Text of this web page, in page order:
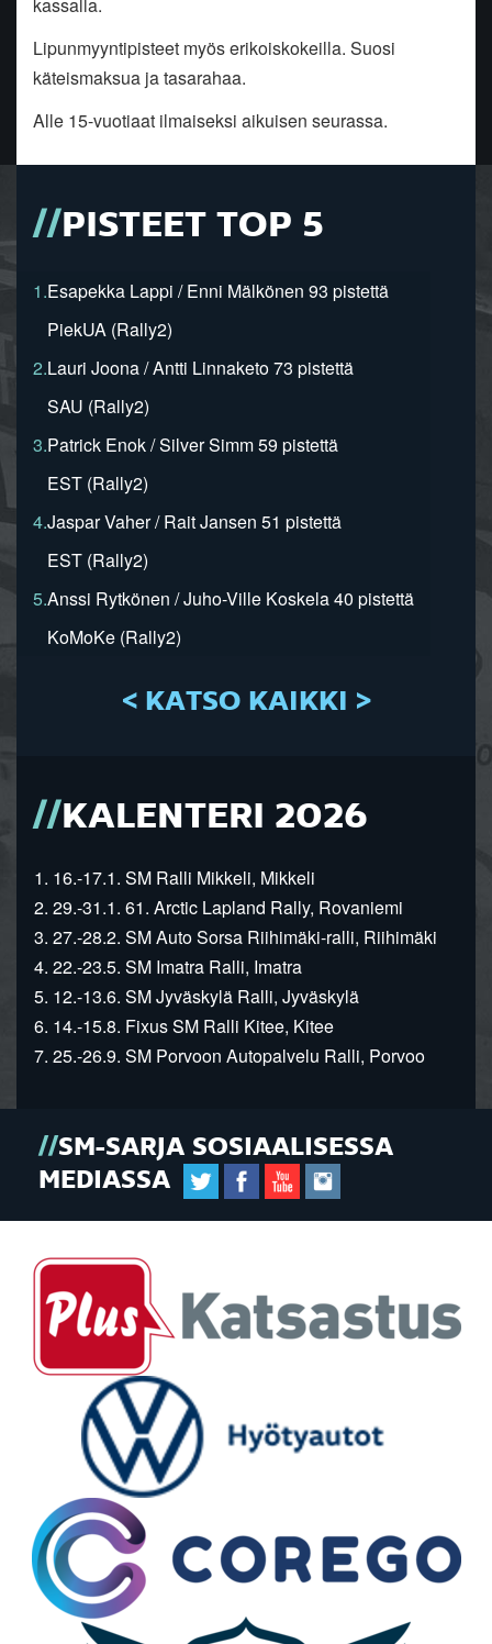
Lipunmyyntipisteet myös erikoiskokeilla. Suosi
käteismaksua ja tasarahaa.
Alle 15-vuotiaat ilmaiseksi aikuisen seurassa.
PISTEET TOP 5
1.Esapekka Lappi / Enni Mälkönen 93 pistettä
PiekUA (Rally2)
2.Lauri Joona / Antti Linnaketo 73 pistettä
SAU (Rally2)
3.Patrick Enok / Silver Simm 59 pistettä
EST (Rally2)
4.Jaspar Vaher / Rait Jansen 51 pistettä
EST (Rally2)
5.Anssi Rytkönen / Juho-Ville Koskela 40 pistettä
KoMoKe (Rally2)
< KATSO KAIKKI >
KALENTERI 2026
1. 16.-17.1. SM Ralli Mikkeli, Mikkeli
2. 29.-31.1. 61. Arctic Lapland Rally, Rovaniemi
3. 27.-28.2. SM Auto Sorsa Riihimäki-ralli, Riihimäki
4. 22.-23.5. SM Imatra Ralli, Imatra
5. 12.-13.6. SM Jyväskylä Ralli, Jyväskylä
6. 14.-15.8. Fixus SM Ralli Kitee, Kitee
7. 25.-26.9. SM Porvoon Autopalvelu Ralli, Porvoo
SM-SARJA SOSIAALISESSA
MEDIASSA